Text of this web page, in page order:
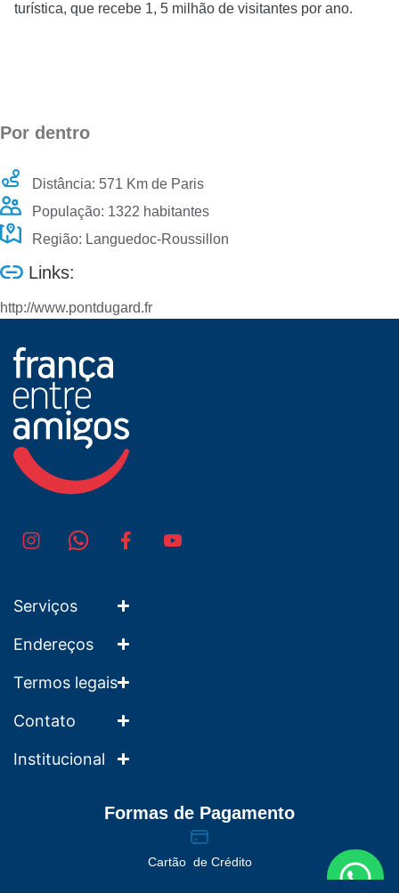
turística, que recebe 1, 5 milhão de visitantes por ano.
Por dentro
Distância: 571 Km de Paris
População: 1322 habitantes
Região: Languedoc-Roussillon
Links:
http://www.pontdugard.fr
Serviços
Endereços
Termos legais
Contato
Institucional
Formas de Pagamento
Cartão de Crédito